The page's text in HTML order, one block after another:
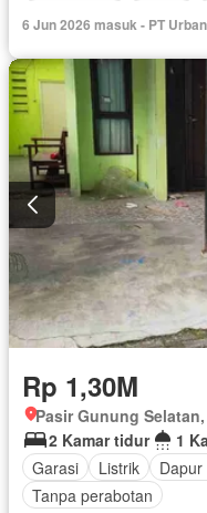
6 Jun 2026 masuk - PT
Rp 1,30M
Pasir Gunung
2 Kamar tidur
1
Garasi
Listrik
Tanpa perabotan